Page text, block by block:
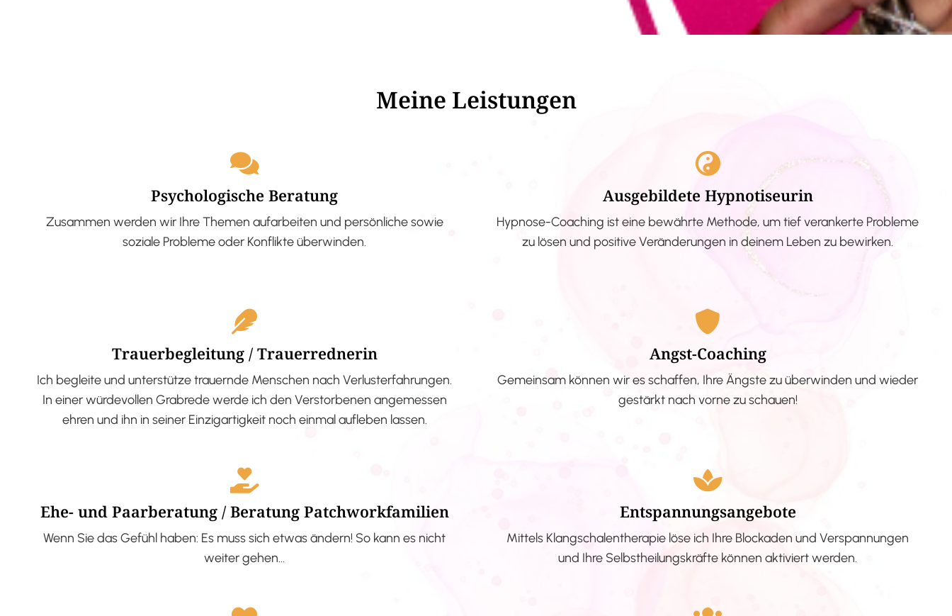
Meine Leistungen
Psychologische Beratung
Zusammen werden wir Ihre Themen aufarbeiten und persönliche sowie
soziale Probleme oder Konflikte überwinden.
Ausgebildete Hypnotiseurin
Hypnose-Coaching ist eine bewährte Methode, um tief verankerte Probleme
zu lösen und positive Veränderungen in deinem Leben zu bewirken.
Trauerbegleitung / Trauerrednerin
Ich begleite und unterstütze trauernde Menschen nach Verlusterfahrungen.
In einer würdevollen Grabrede werde ich den Verstorbenen angemessen
ehren und ihn in seiner Einzigartigkeit noch einmal aufleben lassen.
Angst-Coaching
Gemeinsam können wir es schaffen, Ihre Ängste zu überwinden und wieder
gestärkt nach vorne zu schauen!
Ehe- und Paarberatung / Beratung Patchworkfamilien
Wenn Sie das Gefühl haben: Es muss sich etwas ändern! So kann es nicht
weiter gehen…
Entspannungsangebote
Mittels Klangschalentherapie löse ich Ihre Blockaden und Verspannungen
und Ihre Selbstheilungskräfte können aktiviert werden.